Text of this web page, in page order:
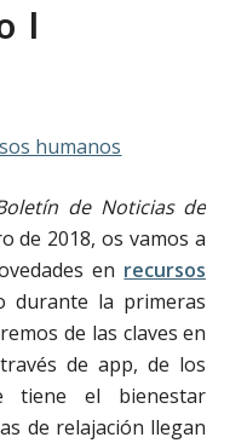
I
de Noticias de
de 2018, os vamos a
en recursos
durante la primeras
de las claves en
de app, de los
tiene el bienestar
de relajación llegan